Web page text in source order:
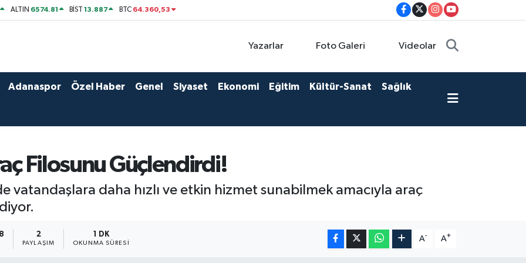
ALTIN 6574.81 BİST13.887 BTC 64.360,53
Yazarlar Foto Galeri Videolar
Adanaspor Özel Haber Genel Siyaset Ekonomi Eğitim Kültür-Sanat Sağlık
Filosunu Güçlendirdi!
vatandaşlara daha hızlı ve etkin hizmet sunabilmek amacıyla araç
2
PAYLAŞIM
1 DK
OKUNMA SÜRESI
A- A+